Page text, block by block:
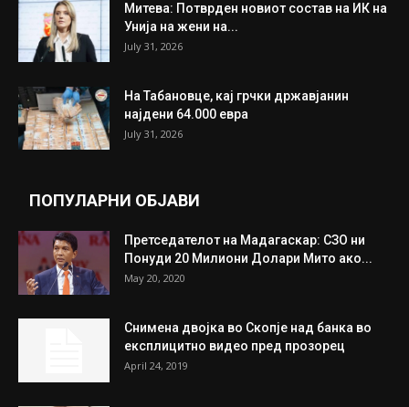
Митева: Потврден новиот состав на ИК на
Унија на жени на...
July 31, 2026
На Табановце, кај грчки државјанин
најдени 64.000 евра
July 31, 2026
ПОПУЛАРНИ ОБЈАВИ
Претседателот на Мадагаскар: СЗО ни
Понуди 20 Милиони Долари Мито ако...
May 20, 2020
Снимена двојка во Скопје над банка во
експлицитно видео пред прозорец
April 24, 2019